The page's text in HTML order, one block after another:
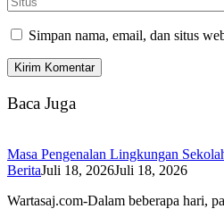
Simpan nama, email, dan situs
Baca Juga
Masa Pengenalan Lingkungan
BeritaJuli 18, 2026Juli 18, 2026
Wartasaj.com-Dalam beberapa hari,